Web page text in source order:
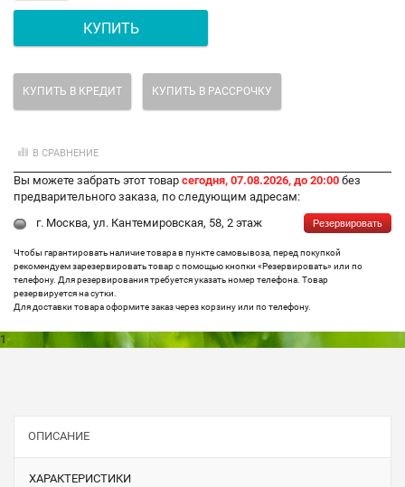
КУПИТЬ
КУПИТЬ В КРЕДИТ КУПИТЬ В РАССРОЧКУ
В СРАВНЕНИЕ
Вы можете забрать этот товар сегодня, 07.08.2026, до 20:00 без
предварительного заказа, по следующим адресам:
г. Москва, ул. Кантемировская, 58, 2 этаж
Резервировать
Чтобы гарантировать наличие товара в пункте самовывоза, перед покупкой
рекомендуем зарезервировать товар с помощью кнопки «Резервировать» или по
телефону. Для резервирования требуется указать номер телефона. Товар
резервируется на сутки.
Для доставки товара оформите заказ через корзину или по телефону.
1
ОПИСАНИЕ
ХАРАКТЕРИСТИКИ